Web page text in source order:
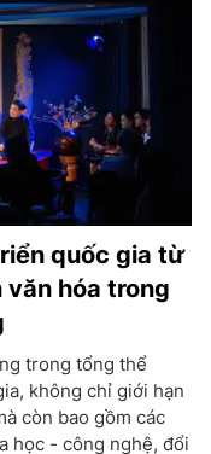
quốc gia từ
văn hóa trong
trong tổng thể
không chỉ giới hạn
còn bao gồm các
học - công nghệ, đổi